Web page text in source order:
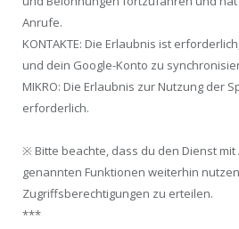
Anrufe.
KONTAKTE: Die Erlaubnis ist
und dein Google-Konto zu
MIKRO: Die Erlaubnis zur Nutzung der
erforderlich.
※ Bitte beachte, dass du den Dienst
genannten Funktionen weiterhin
Zugriffsberechtigungen zu erteilen.
***